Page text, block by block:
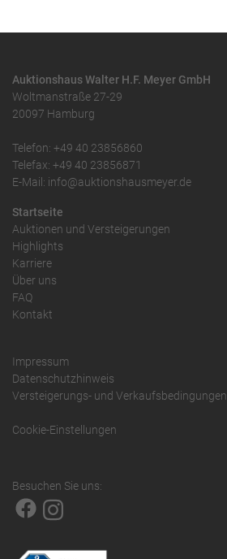
Auktionshaus Walter H.F. Meyer GmbH
Woltmanstraße 27-29
20097 Hamburg
Telefon: +49 40 23856860
Telefax: +49 40 23856871
E-Mail: info@auktionshausmeyer.de
Startseite
Auktionen und Versteigerungen
Highlights
Karriere
Über uns
FAQ
Kontakt
Impressum
Datenschutzhinweis
Versteigerungs- und Verkaufsbedingungen
Cookie-Einstellungen
Besuchen Sie uns: